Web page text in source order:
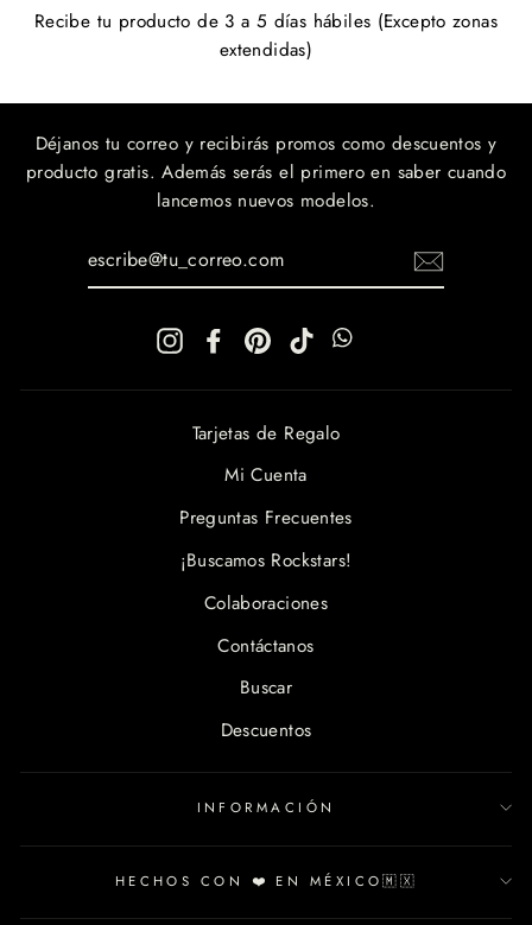
Recibe tu producto de 3 a 5 días hábiles (Excepto zonas
extendidas)
Déjanos tu correo y recibirás promos como descuentos y
producto gratis. Además serás el primero en saber cuando
lancemos nuevos modelos.
InstagramFacebookPinterestTikTok
Tarjetas de Regalo
Mi Cuenta
Preguntas Frecuentes
¡Buscamos Rockstars!
Colaboraciones
Contáctanos
Buscar
Descuentos
INFORMACIÓN
HECHOS CON ❤️ EN MÉXICO🇲🇽